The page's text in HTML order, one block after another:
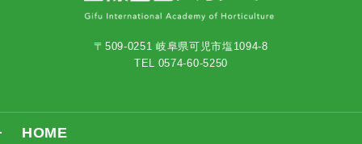
〒509-0251 岐阜県可児市塩1094-8
TEL 0574-60-5250
HOME